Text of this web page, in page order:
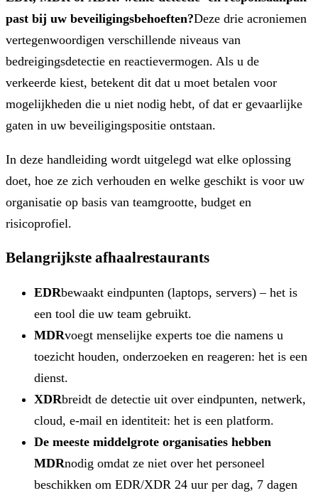
past bij uw beveiligingsbehoeften?Deze drie acroniemen
vertegenwoordigen verschillende niveaus van
bedreigingsdetectie en reactievermogen. Als u de
verkeerde kiest, betekent dit dat u moet betalen voor
mogelijkheden die u niet nodig hebt, of dat er gevaarlijke
gaten in uw beveiligingspositie ontstaan.
In deze handleiding wordt uitgelegd wat elke oplossing
doet, hoe ze zich verhouden en welke geschikt is voor uw
organisatie op basis van teamgrootte, budget en
risicoprofiel.
Belangrijkste afhaalrestaurants
EDRbewaakt eindpunten (laptops, servers) – het is
een tool die uw team gebruikt.
MDRvoegt menselijke experts toe die namens u
toezicht houden, onderzoeken en reageren: het is een
dienst.
XDRbreidt de detectie uit over eindpunten, netwerk,
cloud, e-mail en identiteit: het is een platform.
De meeste middelgrote organisaties hebben
MDRnodig omdat ze niet over het personeel
beschikken om EDR/XDR 24 uur per dag, 7 dagen